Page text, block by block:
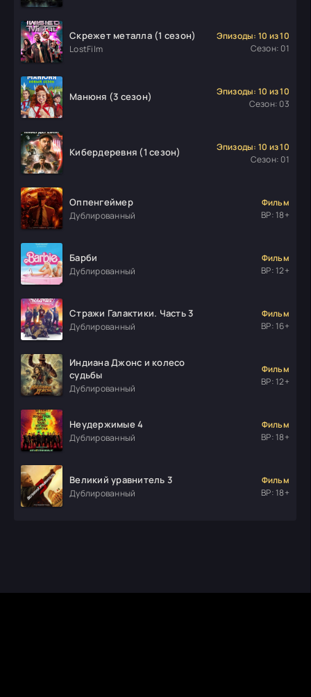
Скрежет металла (1 сезон)
LostFilm
Эпизоды: 10 из 10
Сезон: 01
Манюня (3 сезон)
Эпизоды: 10 из 10
Сезон: 03
Кибердеревня (1 сезон)
Эпизоды: 10 из 10
Сезон: 01
Оппенгеймер
Дублированный
Фильм
ВР: 18+
Барби
Дублированный
Фильм
ВР: 12+
Стражи Галактики. Часть 3
Дублированный
Фильм
ВР: 16+
Индиана Джонс и колесо
судьбы
Дублированный
Фильм
ВР: 12+
Неудержимые 4
Дублированный
Фильм
ВР: 18+
Великий уравнитель 3
Дублированный
Фильм
ВР: 18+